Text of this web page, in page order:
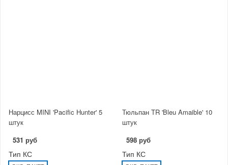
Нарцисс MINI 'Pacific Hunter' 5
штук
531 руб
Тип КС
Тюльпан TR 'Bleu Amaible' 10
штук
598 руб
Тип КС